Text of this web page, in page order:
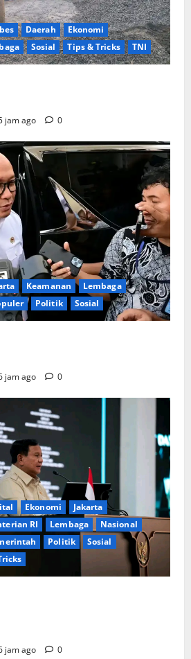
Daerah
Ekonomi
Sosial Tips & Tricks TNI
jam ago 0
Keamanan
Lembaga
Politik Sosial
jam ago 0
Ekonomi
Jakarta
RI Lembaga
Nasional
Politik
Sosial
jam ago 0